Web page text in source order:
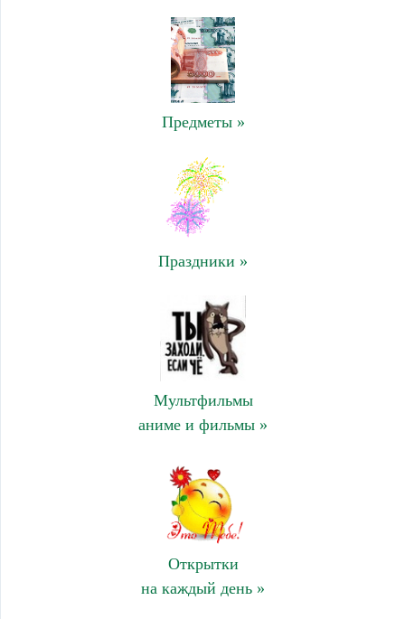
Предметы »
Праздники »
Мультфильмы
аниме и фильмы »
Открытки
на каждый день »